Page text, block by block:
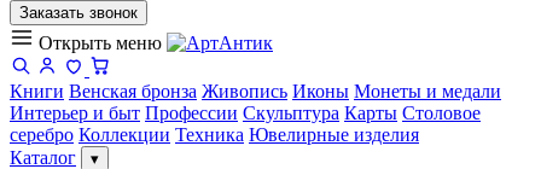
Заказать звонок
Открыть меню
Книги Венская бронза Живопись Иконы Монеты и медали
Интерьер и быт Профессии Скульптура Карты Столовое
серебро Коллекции Техника Ювелирные изделия
Каталог
▾